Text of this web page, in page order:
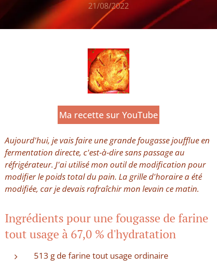
21/08/2022
Ma recette sur YouTube
Aujourd'hui, je vais faire une grande fougasse joufflue en
fermentation directe, c'est-à-dire sans passage au
réfrigérateur. J'ai utilisé mon outil de modification pour
modifier le poids total du pain. La grille d'horaire a été
modifiée, car je devais rafraîchir mon levain ce matin.
Ingrédients pour une fougasse de farine
tout usage à 67,0 % d'hydratation
513 g de farine tout usage ordinaire